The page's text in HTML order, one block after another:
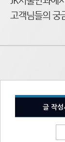
글 작성